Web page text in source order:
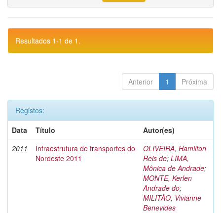
Resultados 1-1 de 1.
Anterior 1 Próxima
Registos:
Data
Título
Autor(es)
2011
Infraestrutura de transportes do
Nordeste 2011
OLIVEIRA, Hamilton
Reis de; LIMA,
Mônica de Andrade;
MONTE, Kerlen
Andrade do;
MILITÃO, Vivianne
Benevides